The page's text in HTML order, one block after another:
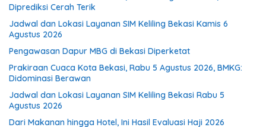
Diprediksi Cerah Terik
Jadwal dan Lokasi Layanan SIM Keliling Bekasi Kamis 6
Agustus 2026
Pengawasan Dapur MBG di Bekasi Diperketat
Prakiraan Cuaca Kota Bekasi, Rabu 5 Agustus 2026, BMKG:
Didominasi Berawan
Jadwal dan Lokasi Layanan SIM Keliling Bekasi Rabu 5
Agustus 2026
Dari Makanan hingga Hotel, Ini Hasil Evaluasi Haji 2026